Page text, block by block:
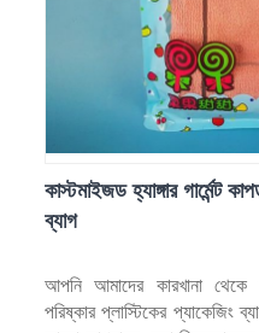
কাস্টমাইজড হ্যাঙ্গার গার্মেন্ট
ব্যাগ
আপনি আমাদের কারখানা থেকে
পরিষ্কার প্লাস্টিকের প্যাকেজিং